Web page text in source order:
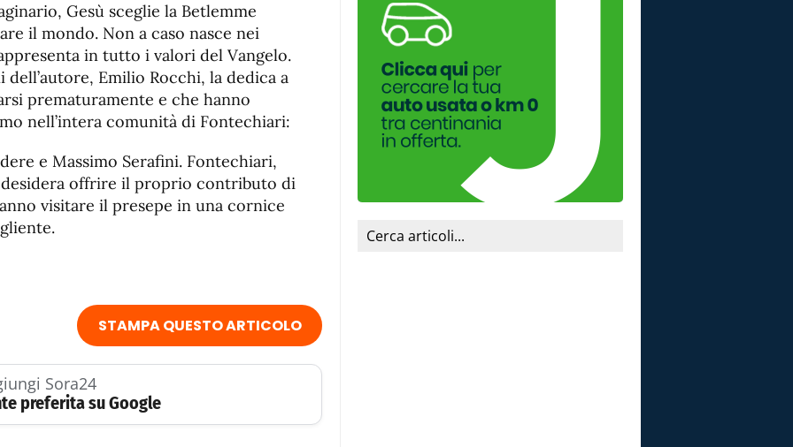
Gesù sceglie la Betlemme
il mondo. Non a caso nasce nei
in tutto i valori del Vangelo.
Emilio Rocchi, la dedica a
prematuramente e che hanno
nell’intera comunità di Fontechiari:
e Massimo Serafini. Fontechiari,
desidera offrire il proprio contributo di
visitare il presepe in una cornice
STAMPA QUESTO ARTICOLO
Sora24
preferita su Google